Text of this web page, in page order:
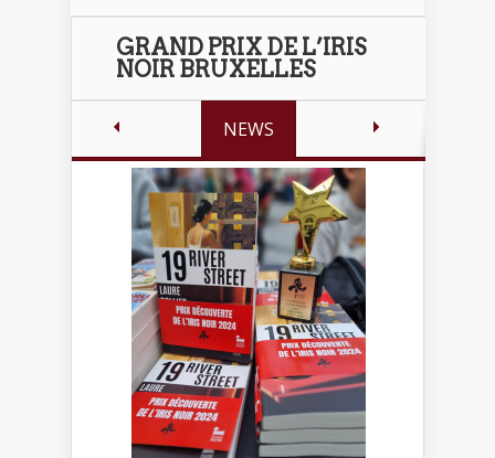
GRAND PRIX DE L’IRIS
NOIR BRUXELLES
NEWS